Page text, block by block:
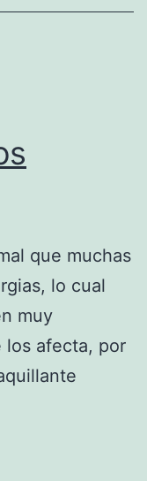
que muchas
lo cual
muy
los afecta, por